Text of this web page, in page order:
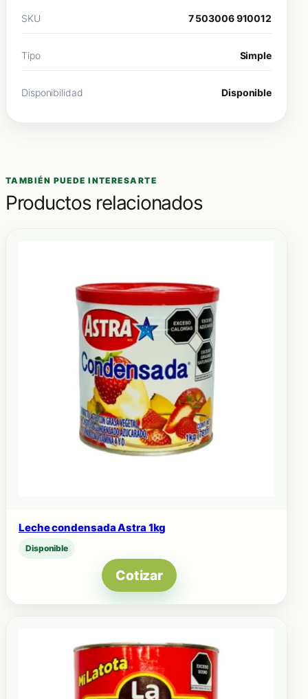
SKU 7 503006 910012
Tipo Simple
Disponibilidad Disponible
TAMBIÉN PUEDE INTERESARTE
Productos relacionados
Leche condensada Astra 1kg
Disponible
Cotizar